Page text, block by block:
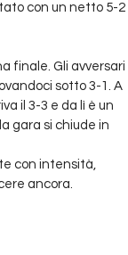
con un netto 5-2
finale. Gli avversari
sotto 3-1. A
il 3-3 e da lì è un
gara si chiude in
con intensità,
ancora.